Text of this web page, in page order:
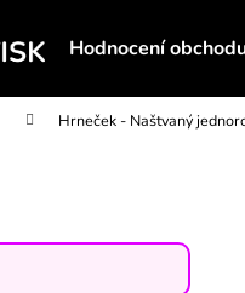
Hodnocení
Hrneček - Naštvaný